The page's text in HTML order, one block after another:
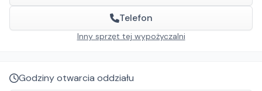
Telefon
Inny sprzęt tej wypożyczalni
Godziny otwarcia oddziału